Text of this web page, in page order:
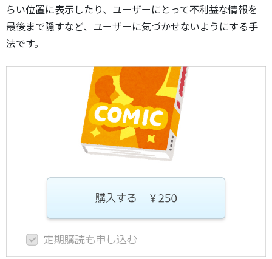
らい位置に表示したり、ユーザーにとって不利益な情報を
最後まで隠すなど、ユーザーに気づかせないようにする手
法です。